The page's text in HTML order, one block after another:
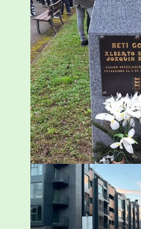
«Azkenengo 40
ingurumen-
ESKUALDEA,ZALDIBAR/